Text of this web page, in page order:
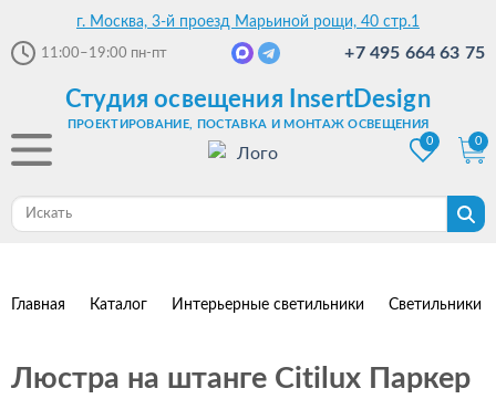
г. Москва, 3-й проезд Марьиной рощи, 40 стр.1
11:00–19:00 пн-пт +7 495 664 63 75
Студия освещения InsertDesign
ПРОЕКТИРОВАНИЕ, ПОСТАВКА И МОНТАЖ ОСВЕЩЕНИЯ
0
0
Главная Каталог Интерьерные светильники Светильники
Люстра на штанге Citilux Паркер